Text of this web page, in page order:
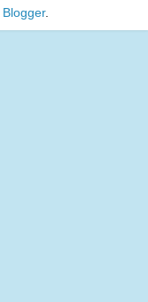
Blogger.